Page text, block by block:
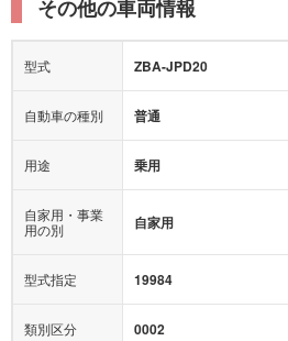
その他の車両情報
型式 ZBA-JPD20
自動車の種別 普通
用途 乗用
自家用・事業
用の別
自家用
型式指定 19984
類別区分 0002